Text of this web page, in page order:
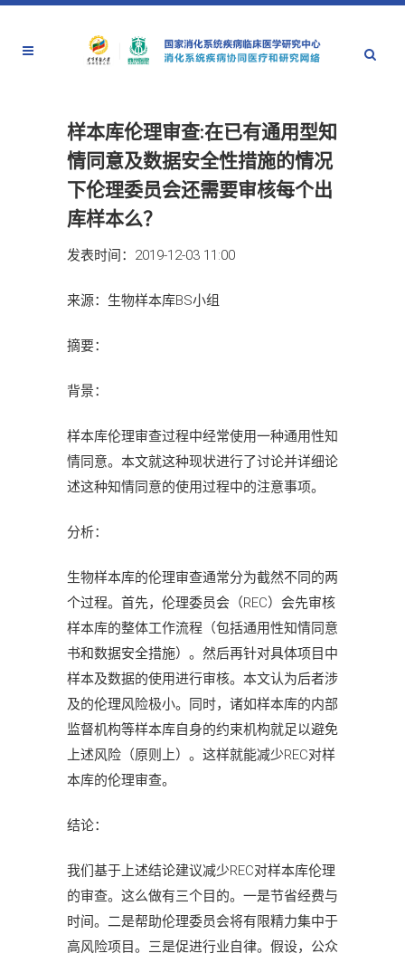
样本库伦理审查:在已有通用型知
情同意及数据安全性措施的情况
下伦理委员会还需要审核每个出
库样本么？
发表时间：2019-12-03 11:00
来源：生物样本库BS小组
摘要：
背景：
样本库伦理审查过程中经常使用一种通用性知
情同意。本文就这种现状进行了讨论并详细论
述这种知情同意的使用过程中的注意事项。
分析：
生物样本库的伦理审查通常分为截然不同的两
个过程。首先，伦理委员会（REC）会先审核
样本库的整体工作流程（包括通用性知情同意
书和数据安全措施）。然后再针对具体项目中
样本及数据的使用进行审核。本文认为后者涉
及的伦理风险极小。同时，诸如样本库的内部
监督机构等样本库自身的约束机构就足以避免
上述风险（原则上）。这样就能减少REC对样
本库的伦理审查。
结论：
我们基于上述结论建议减少REC对样本库伦理
的审查。这么做有三个目的。一是节省经费与
时间。二是帮助伦理委员会将有限精力集中于
高风险项目。三是促进行业自律。假设，公众